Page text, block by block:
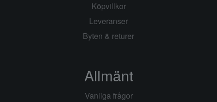
Köpvillkor
Leveranser
Byten & returer
Allmänt
Vanliga frågor